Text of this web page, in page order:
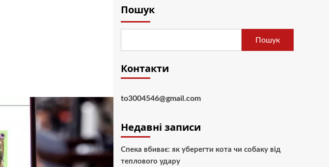
Пошук
Пошук
Контакти
to3004546@gmail.com
Недавні записи
Спека вбиває: як уберегти кота чи собаку від
теплового удару